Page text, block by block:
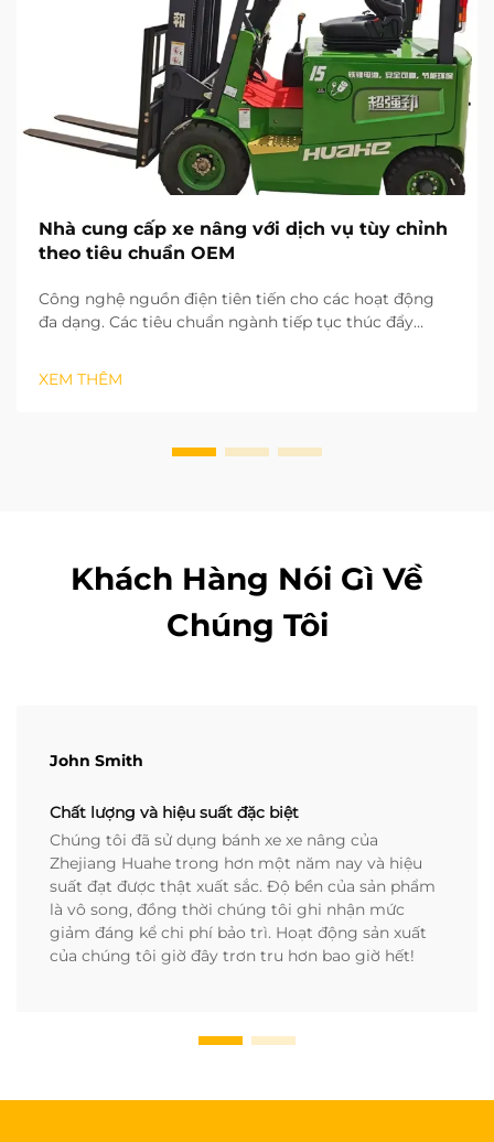
Nhà cung cấp xe nâng với dịch vụ tùy chỉnh
theo tiêu chuẩn OEM
Công nghệ nguồn điện tiên tiến cho các hoạt động
đa dạng. Các tiêu chuẩn ngành tiếp tục thúc đẩy
Xe nâng sử dụng pin lithium được sạc nhanh và
không phát thải, rất phù hợp cho kho hàng kín trong
XEM THÊM
Khách Hàng Nói Gì Về
Chúng Tôi
John Smith
Chất lượng và hiệu suất đặc biệt
Chúng tôi đã sử dụng bánh xe xe nâng của
Zhejiang Huahe trong hơn một năm nay và hiệu
suất đạt được thật xuất sắc. Độ bền của sản phẩm
là vô song, đồng thời chúng tôi ghi nhận mức
giảm đáng kể chi phí bảo trì. Hoạt động sản xuất
của chúng tôi giờ đây trơn tru hơn bao giờ hết!